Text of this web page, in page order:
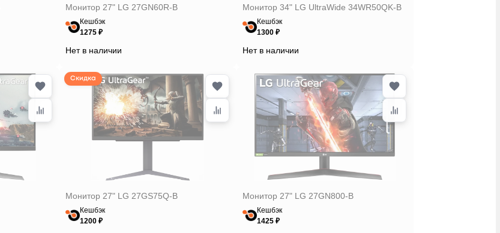
Монитор 27" LG 27GN60R-B
Кешбэк
1275 ₽
Нет в наличии
Монитор 34" LG UltraWide 34WR50QK-B
Кешбэк
1300 ₽
Нет в наличии
Скидка
Монитор 27" LG 27GS75Q-B
Кешбэк
1200 ₽
Монитор 27" LG 27GN800-B
Кешбэк
1425 ₽